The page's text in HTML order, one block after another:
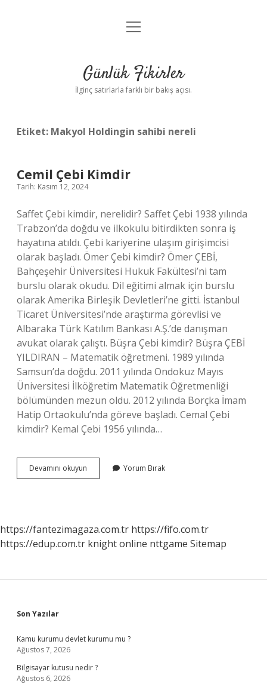
Anasayfa
Yasal Uyarı
menüyü
Günlük Fikirler
İlginç satırlarla farklı bir bakış açısı.
Etiket: Makyol Holdingin sahibi nereli
Cemil Çebi Kimdir
Tarih: Kasım 12, 2024
Saffet Çebi kimdir, nerelidir? Saffet Çebi 1938 yılında
Trabzon’da doğdu ve ilkokulu bitirdikten sonra iş
hayatına atıldı. Çebi kariyerine ulaşım girişimcisi
olarak başladı. Ömer Çebi kimdir? Ömer ÇEBİ,
Bahçeşehir Üniversitesi Hukuk Fakültesi’ni tam
burslu olarak okudu. Dil eğitimi almak için burslu
olarak Amerika Birleşik Devletleri’ne gitti. İstanbul
Ticaret Üniversitesi’nde araştırma görevlisi ve
Albaraka Türk Katılım Bankası A.Ş.’de danışman
avukat olarak çalıştı. Büşra Çebi kimdir? Büşra ÇEBİ
YILDIRAN – Matematik öğretmeni. 1989 yılında
Samsun’da doğdu. 2011 yılında Ondokuz Mayıs
Üniversitesi İlköğretim Matematik Öğretmenliği
bölümünden mezun oldu. 2012 yılında Borçka İmam
Hatip Ortaokulu’nda göreve başladı. Cemal Çebi
kimdir? Kemal Çebi 1956 yılında…
Devamını okuyun
Çebi
Yorum Bırak
https://fantezimagaza.com.tr https://fifo.com.tr
https://edup.com.tr knight online nttgame Sitemap
Sidebar
Son Yazılar
Kamu kurumu devlet kurumu mu ?
Ağustos 7, 2026
Bilgisayar kutusu nedir ?
Ağustos 6, 2026